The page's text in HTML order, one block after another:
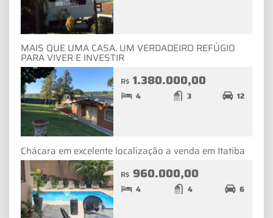
MAIS QUE UMA CASA. UM VERDADEIRO REFÚGIO
PARA VIVER E INVESTIR
R$ 1.380.000,00
4 3 12
Chácara em excelente localização a venda em Itatiba
R$ 960.000,00
4 4 6